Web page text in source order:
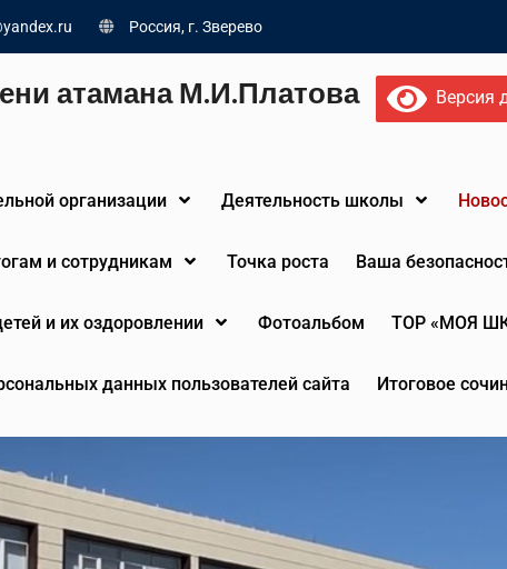
Россия, г. Зверево
атамана М.И.Платова
организации Деятельность школы
и сотрудникам Точка роста Ваша
и их оздоровлении Фотоальбом ТОР «МОЯ
данных пользователей сайта Итоговое
Версия